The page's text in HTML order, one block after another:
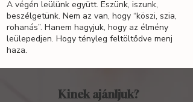
A végén leülünk együtt. Eszünk, iszunk,
beszélgetünk. Nem az van, hogy “köszi, szia,
rohanás”. Hanem hagyjuk, hogy az élmény
leülepedjen. Hogy tényleg feltöltődve menj
haza.
Kinek ajánljuk?